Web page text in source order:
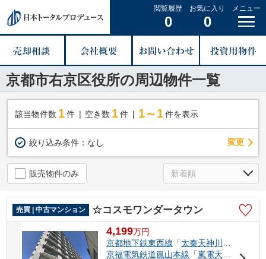
閲覧履歴
0
お気に入り
0
メニュー
京都市右京区役所の周辺物件一覧
該当物件数 1件 空き数 1 件 1～1 件を表示
絞り込み条件： なし 変更
販売物件のみ
売買 | 中古マンション ☆コスモワンダータウン
4,199万円
京都地下鉄東西線 「太秦天神川
京福電気鉄道嵐山本線 「嵐電天神川
」駅